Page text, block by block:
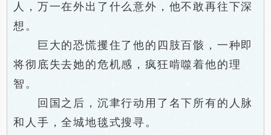
人，万一在外出了什么意外，他不敢再往下深
想。
巨大的恐慌攫住了他的四肢百骸，一种即
将彻底失去她的危机感，疯狂啃噬着他的理
智。
回国之后，沉聿行动用了名下所有的人脉
和人手，全城地毯式搜寻。